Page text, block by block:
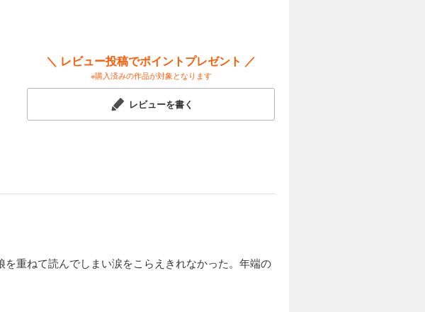
＼ レビュー投稿でポイントプレゼント ／
※購入済みの作品が対象となります
レビューを書く
重ねて読んでしまい涙をこらえきれなかった。年端の